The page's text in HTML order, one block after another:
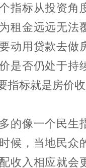
指标从投资角
租金远远无法
动用贷款去做
是否仍处于持
指标就是房价收
的像一个民生
候，当地民众
收入相应就会